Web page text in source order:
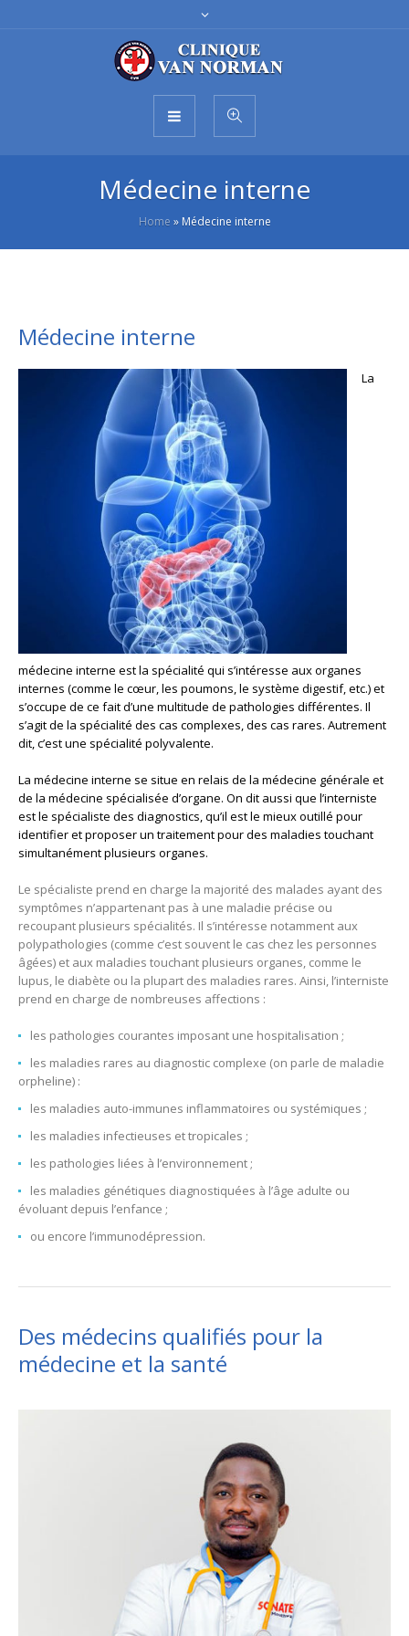
Médecine interne
Home » Médecine interne
Médecine interne
La
médecine interne est la spécialité qui s’intéresse aux organes
internes (comme le cœur, les poumons, le système digestif, etc.) et
s’occupe de ce fait d’une multitude de pathologies différentes. Il
s’agit de la spécialité des cas complexes, des cas rares. Autrement
dit, c’est une spécialité polyvalente.
La médecine interne se situe en relais de la médecine générale et
de la médecine spécialisée d’organe. On dit aussi que l’interniste
est le spécialiste des diagnostics, qu’il est le mieux outillé pour
identifier et proposer un traitement pour des maladies touchant
simultanément plusieurs organes.
Le spécialiste prend en charge la majorité des malades ayant des
symptômes n’appartenant pas à une maladie précise ou
recoupant plusieurs spécialités. Il s’intéresse notamment aux
polypathologies (comme c’est souvent le cas chez les personnes
âgées) et aux maladies touchant plusieurs organes, comme le
lupus, le diabète ou la plupart des maladies rares. Ainsi, l’interniste
prend en charge de nombreuses affections :
les pathologies courantes imposant une hospitalisation ;
les maladies rares au diagnostic complexe (on parle de maladie
orpheline) :
les maladies auto-immunes inflammatoires ou systémiques ;
les maladies infectieuses et tropicales ;
les pathologies liées à l’environnement ;
les maladies génétiques diagnostiquées à l’âge adulte ou
évoluant depuis l’enfance ;
ou encore l’immunodépression.
Des médecins qualifiés pour la
médecine et la santé